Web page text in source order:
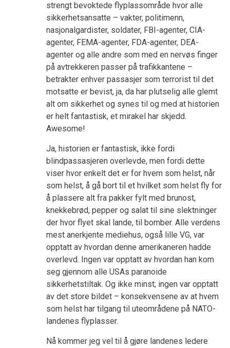
strengt bevoktede flyplassområde hvor alle
sikkerhetsansatte – vakter, politimenn,
nasjonalgardister, soldater, FBI-agenter, CIA-
agenter, FEMA-agenter, FDA-agenter, DEA-
agenter og alle andre som med en nervøs finger
på avtrekkeren passer på trafikkantene –
betrakter enhver passasjer som terrorist til det
motsatte er bevist, ja, da har plutselig alle glemt
alt om sikkerhet og synes til og med at historien
er helt fantastisk, et mirakel har skjedd.
Awesome!
Ja, historien er fantastisk, ikke fordi
blindpassasjeren overlevde, men fordi dette
viser hvor enkelt det er for hvem som helst, når
som helst, å gå bort til et hvilket som helst fly for
å plassere alt fra pakker fylt med brunost,
knekkebrød, pepper og salat til sine slektninger
der hvor flyet skal lande, til bomber. Alle verdens
mest anerkjente mediehus, også lille VG, var
opptatt av hvordan denne amerikaneren hadde
overlevd. Ingen var opptatt av hvordan han kom
seg gjennom alle USAs paranoide
sikkerhetstiltak. Og ikke minst; ingen var opptatt
av det store bildet – konsekvensene av at hvem
som helst har tilgang til uteområdene på NATO-
landenes flyplasser.
Nå kommer jeg vel til å gjøre landenes ledere